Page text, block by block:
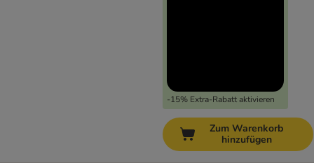
-15% Extra-Rabatt aktivieren
Zum Warenkorb
hinzufügen